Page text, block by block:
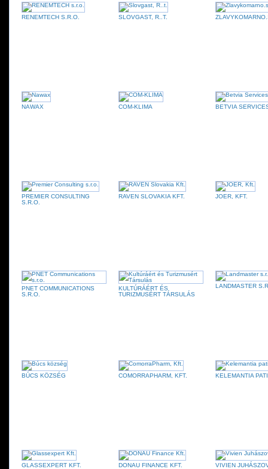
RENEMTECH S.R.O. SLOVGAST, R..T.
NAWAX COM-KLIMA BETVIA
PREMIER CONSULTING
S.R.O.
RAVEN SLOVAKIA KFT. JOER, KFT.
PNET COMMUNICATIONS
S.R.O.
KULTÚRÁÉRT ÉS
TURIZMUSÉRT TÁRSULÁS
LANDMASTER
BÚCS KÖZSÉG COMORRAPHARM, KFT. KELEMANTIA
GLASSEXPERT KFT. DONAU FINANCE KFT. VIVIEN